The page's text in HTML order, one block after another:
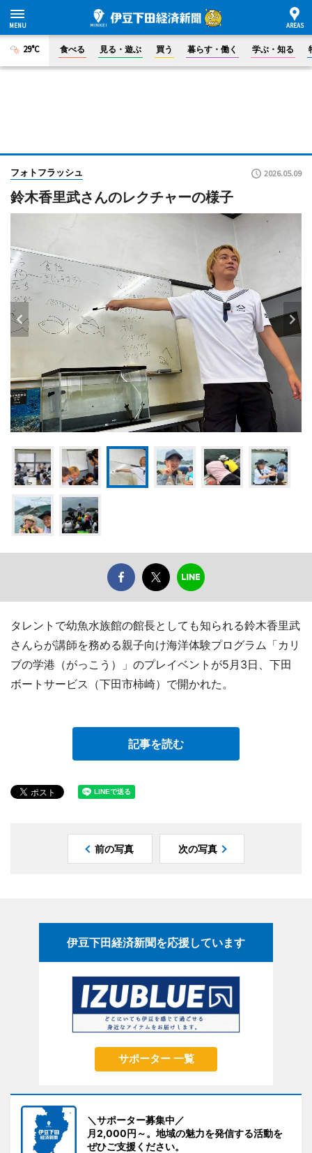
29°C 食べる 見る・遊ぶ 買う 暮らす・働く 学ぶ・知る
フォトフラッシュ 2026.05.09
鈴木香里武さんのレクチャーの様子
タレントで幼魚水族館の館長としても知られる鈴木香里武
さんらが講師を務める親子向け海洋体験プログラム「カリ
ブの学港（がっこう）」のプレイベントが5月3日、下田
ボートサービス（下田市柿崎）で開かれた。
記事を読む
前の写真 次の写真
伊豆下田経済新聞を応援しています
サポーター 一覧
＼サポーター募集中／
月2,000円～。地域の魅力を発信する活動を
ぜひご支援ください。